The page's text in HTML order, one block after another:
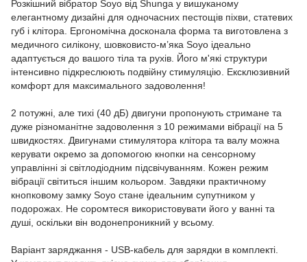
Розкішний вібратор Soyo від Shunga у вишуканому
елегантному дизайні для одночасних пестощів піхви, статевих
губ і клітора. Ергономічна досконала форма та виготовлена з
медичного силікону, шовковисто-м’яка Soyo ідеально
адаптується до вашого тіла та рухів. Його м'які структури
інтенсивно підкреслюють подвійну стимуляцію. Ексклюзивний
комфорт для максимального задоволення!
2 потужні, але тихі (40 дБ) двигуни пропонують стримане та
дуже різноманітне задоволення з 10 режимами вібрації на 5
швидкостях. Двигунами стимулятора клітора та валу можна
керувати окремо за допомогою кнопки на сенсорному
управлінні зі світлодіодним підсвічуванням. Кожен режим
вібрації світиться іншим кольором. Завдяки практичному
кнопковому замку Soyo стане ідеальним супутником у
подорожах. Не соромтеся використовувати його у ванні та
душі, оскільки він водонепроникний у всьому.
Варіант заряджання - USB-кабель для зарядки в комплекті.